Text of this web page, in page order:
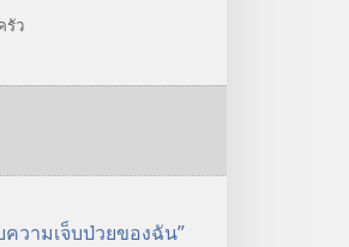
รัว
วามเจ็บป่วยของฉัน”